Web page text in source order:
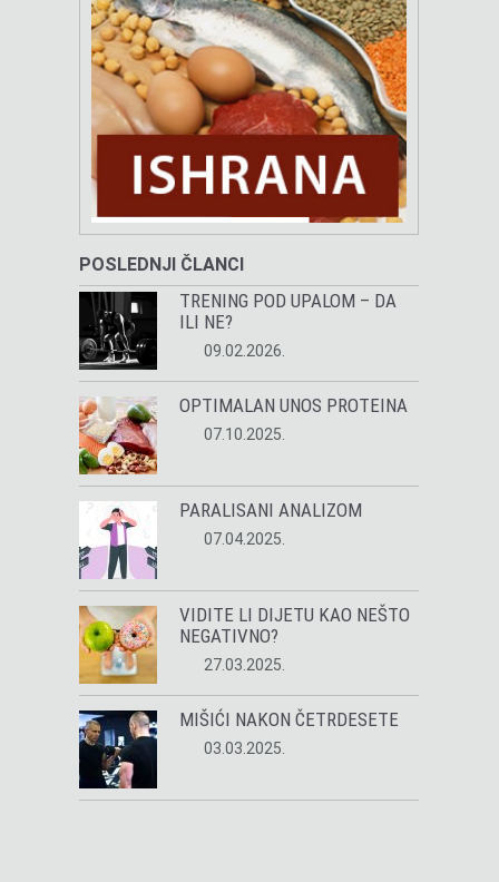
POSLEDNJI ČLANCI
TRENING POD UPALOM – DA
ILI NE?
09.02.2026.
OPTIMALAN UNOS PROTEINA
07.10.2025.
PARALISANI ANALIZOM
07.04.2025.
VIDITE LI DIJETU KAO NEŠTO
NEGATIVNO?
27.03.2025.
MIŠIĆI NAKON ČETRDESETE
03.03.2025.